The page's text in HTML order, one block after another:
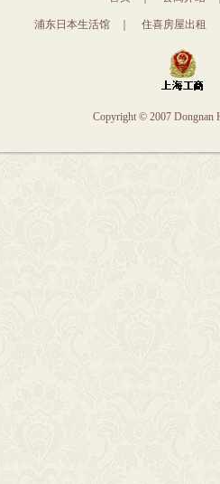
浦东日本生活馆 住喜房屋出租
Copyright © 2007 Dongnan